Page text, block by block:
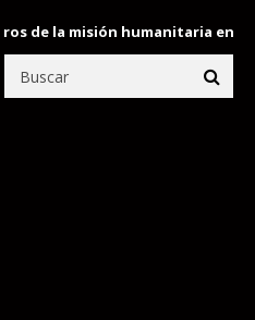
la misión humanitaria enviada